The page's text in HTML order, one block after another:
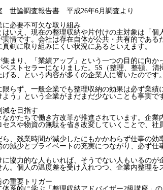
世論調査報告書 平成26年6月調査より
必要不可欠な取り組み
いえ、現在の整理収納や片付けの主対象は「
情です。会社は存在自体が公共・共有的であ
剣に取り組みにくい状況にあるといえます。
まり、「業績アップ」という一つの目的に向
ベストセラーになりました。5S（整理、整頓、
る、という内容が多くの企業人に響いたのです。
らず、一般企業でも整理収納の効果は必ず業
よう」という企業がまだまだ少ないことも事実で
減を目指す
かたちで働き方改革が推進されています。企
スや物資の無駄を省き改変していくことで、
、残業時間が減少したにもかかわらず仕事の
減少とプライベートの充実につながり、必ず仕
協力的な人もいれば、そうでない人もいるの
ん。個人の温度差を受け入れつつ、企業内整理
重要トリガー